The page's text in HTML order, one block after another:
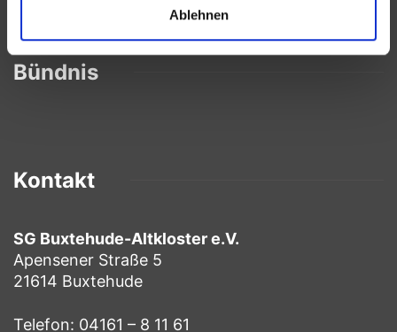
Ablehnen
Bündnis
Kontakt
SG Buxtehude-Altkloster e.V.
Apensener Straße 5
21614 Buxtehude
Telefon: 04161 – 8 11 61